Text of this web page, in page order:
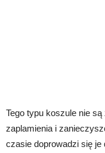
Tego typu koszule nie
zaplamienia i
czasie doprowadzi się